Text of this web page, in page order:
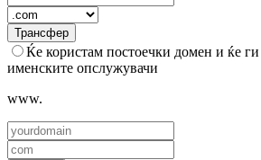
Трансфер
Ќе користам постоечки домен и ќе
именските опслужувачи
www.